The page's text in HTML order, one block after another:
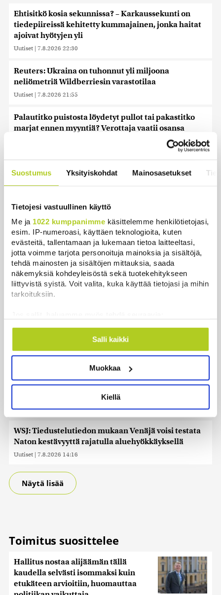
Suostumus Yksityiskohdat Mainosasetukset
Tietojesi vastuullinen käyttö
Me ja 1022 kumppanimme käsittelemme henkilötietojasi,
esim. IP-numeroasi, käyttäen teknologioita, kuten
evästeitä, tallentamaan ja lukemaan tietoa laitteeltasi,
jotta voimme tarjota personoituja mainoksia ja sisältöjä,
tehdä mainosten ja sisältöjen mittauksia, saada
näkemyksiä kohdeyleisöstä sekä tuotekehitykseen
liittyvistä syistä. Voit valita, kuka käyttää tietojasi ja mihin
tarkoituksiin.
Kerätä tietoja maantieteellisestä sijainnistasi,
mahdollisesti muutaman metrin tarkkuudella
ominaispiirteitä aktiivisesti (sormenjäljen
Lue lisää siitä, miten henkilötietojasi käsitellään ja miten
suostumustasi tai peruuttaa sen milloin vain
evästeilmoituksessa.
Käytämme evästeitä tarjoamamme sisällön ja mainosten
räätälöimiseen, sosiaalisen median ominaisuuksien
tukemiseen ja kävijämäärämme analysoimiseen. Lisäksi
alan kumppaneillemme tietoja siitä, miten käytät
sivustoamme. Kumppanimme voivat yhdistää näitä
tietoja muihin tietoihin, joita olet antanut heille tai joita on
Salli kaikki
Muokkaa
Kiellä
Ehtisitkö kosia sekunnissa? – Karkaussekunti on
tiedepiireissä kehitetty kummajainen, jonka haitat
ajoivat hyötyjen yli
Uutiset | 7.8.2026 22:30
Reuters: Ukraina on tuhonnut yli miljoona
neliömetriä Wildberriesin varastotilaa
Uutiset | 7.8.2026 21:55
Palautitko puistosta löydetyt pullot tai pakastitko
marjat ennen myyntiä? Verottaja vaatii osansa
taitavimmaksi poliitikoksi
Uutiset | 7.8.2026 18:09
Espanja uhkaa Italiaa vastatoimilla
Uutiset | 7.8.2026 16:55
Sianlihaa voi jälleen viedä Etelä-Koreaan ja Uuteen-
Seelantiin
Uutiset 7.8.2026 16:44
Järjestöt vastustavat karhun kiintiömetsästystä –
Ruokavirasto muuttaa rajoituksia afrikkalaisen
sikaruton tartuntavyöhykkeellä
Somejättejä vaaditaan vastuuseen riippuvuuden
Uutiset | 7.8.2026 14:30
WSJ: Tiedustelutiedon mukaan Venäjä voisi testata
Naton kestävyyttä rajatulla aluehyökkäyksellä
Uutiset | 7.8.2026 14:16
Näytä lisää
Toimitus suosittelee
Hallitus nostaa alijäämän tällä
kaudella selvästi isommaksi kuin
etukäteen arvioitiin, huomauttaa